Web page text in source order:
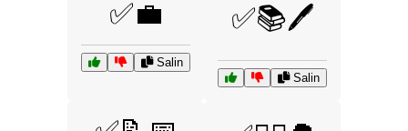
✅💼
Salin
✅📚🖊️
Salin